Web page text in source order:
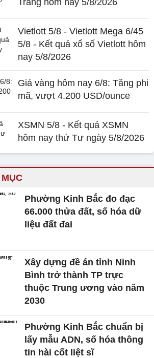
Trăng hôm nay 5/8/2026
Vietlott 5/8 - Vietlott Mega 6/45
5/8 - Kết quả xổ số Vietlott hôm
nay 5/8/2026
Giá vàng hôm nay 6/8: Tăng phi
mã, vượt 4.200 USD/ounce
XSMN 5/8 - Kết quả XSMN
hôm nay thứ Tư ngày 5/8/2026
Phường Kinh Bắc đo đạc
66.000 thửa đất, số hóa dữ
liệu đất đai
Xây dựng đề án tỉnh Ninh
Bình trở thành TP trực
thuộc Trung ương vào năm
2030
Phường Kinh Bắc chuẩn bị
lấy mẫu ADN, số hóa thông
tin hài cốt liệt sĩ